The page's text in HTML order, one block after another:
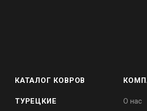
КАТАЛОГ КОВРОВ
ТУРЕЦКИЕ
О нас